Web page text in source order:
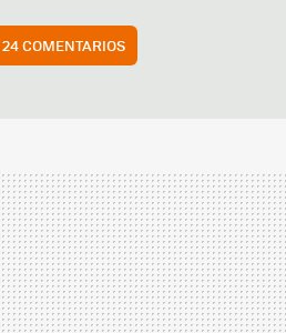
24 COMENTARIOS